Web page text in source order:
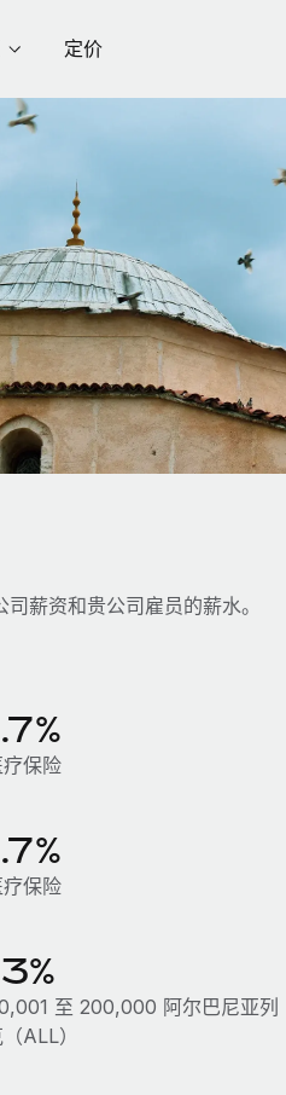
定价
薪资和贵公司雇员的薪水。
疗保险
疗保险
至 200,000 阿尔巴尼亚列
ALL）